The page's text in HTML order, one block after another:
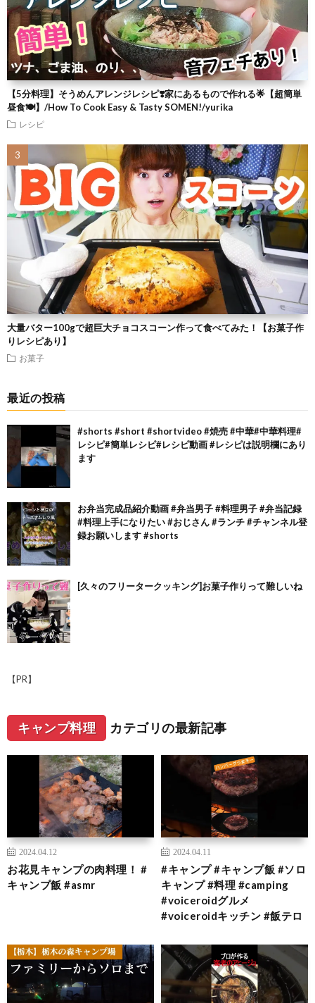
【5分料理】そうめんアレンジレシピ❣️家にあるもので作れる🌟【超簡単
昼食🍽】/How To Cook Easy & Tasty SOMEN!/yurika
レシピ
大量バター100gで超巨大チョコスコーン作って食べてみた！【お菓子作
りレシピあり】
お菓子
最近の投稿
#shorts #short #shortvideo #焼売 #中華#中華料理#
レシピ#簡単レシピ#レシピ動画 #レシピは説明欄にあり
ます
お弁当完成品紹介動画 #弁当男子 #料理男子 #弁当記録
#料理上手になりたい #おじさん #ランチ #チャンネル登
録お願いします #shorts
[久々のフリータークッキング]お菓子作りって難しいね
【PR】
キャンプ料理 カテゴリの最新記事
2024.04.12
お花見キャンプの肉料理！ #
キャンプ飯 #asmr
2024.04.11
#キャンプ #キャンプ飯 #ソロ
キャンプ #料理 #camping
#voiceroidグルメ
#voiceroidキッチン #飯テロ